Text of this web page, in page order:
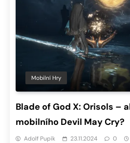
Mobilní Hry
Blade of God X: Orisols –
mobilního Devil May Cry?
Adolf Pupík 23.11.2024 0